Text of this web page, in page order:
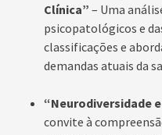
Clínica” – Uma
psicopatológicos e
classificações e
demandas atuais da
“Neurodiversidade
convite à